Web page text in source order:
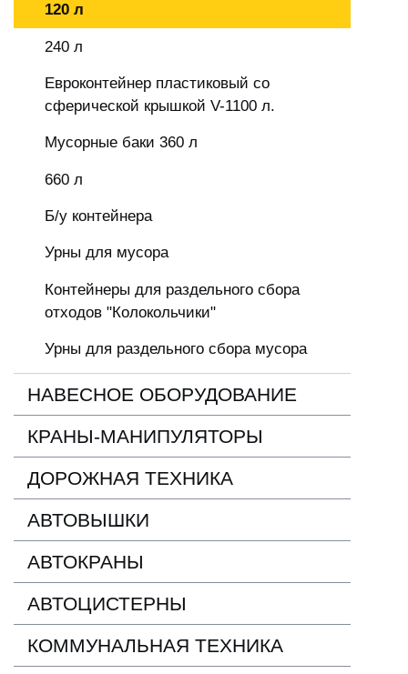
120 л
240 л
Евроконтейнер пластиковый со
сферической крышкой V-1100 л.
Мусорные баки 360 л
660 л
Б/у контейнера
Урны для мусора
Контейнеры для раздельного сбора
отходов "Колокольчики"
Урны для раздельного сбора мусора
НАВЕСНОЕ ОБОРУДОВАНИЕ
КРАНЫ-МАНИПУЛЯТОРЫ
ДОРОЖНАЯ ТЕХНИКА
АВТОВЫШКИ
АВТОКРАНЫ
АВТОЦИСТЕРНЫ
КОММУНАЛЬНАЯ ТЕХНИКА